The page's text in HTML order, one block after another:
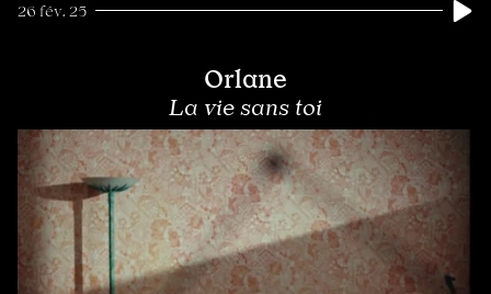
26 fév. 25
Orlane
La vie sans toi